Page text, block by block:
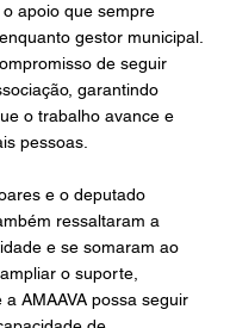
apoio que sempre
gestor municipal.
de seguir
garantindo
o trabalho avance e
pessoas.
e o deputado
ressaltaram a
e se somaram ao
o suporte,
AMAAVA possa seguir